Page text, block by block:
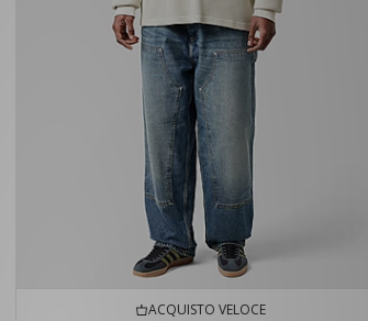
ACQUISTO VELOCE